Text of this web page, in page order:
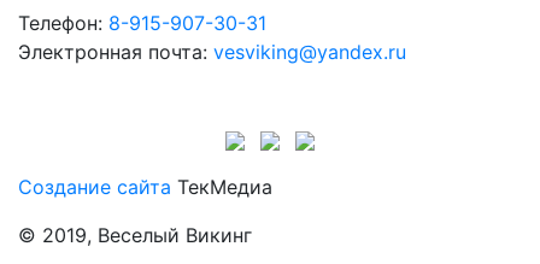
Телефон: 8-915-907-30-31
Электронная почта: vesviking@yandex.ru
Создание сайта ТекМедиа
© 2019, Веселый Викинг